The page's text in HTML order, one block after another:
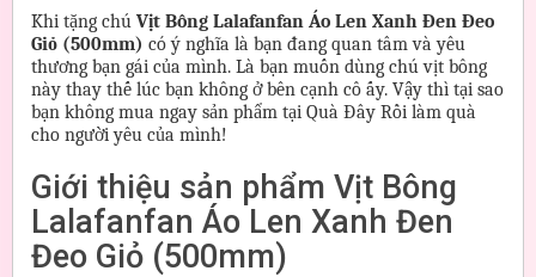
Khi tặng chú Vịt Bông Lalafanfan Áo Len Xanh Đen Đeo
Giỏ (500mm) có ý nghĩa là bạn đang quan tâm và yêu
thương bạn gái của mình. Là bạn muốn dùng chú vịt bông
này thay thế lúc bạn không ở bên cạnh cô ấy. Vậy thì tại sao
bạn không mua ngay sản phẩm tại Quà Đây Rồi làm quà
cho người yêu của mình!
Giới thiệu sản phẩm Vịt Bông
Lalafanfan Áo Len Xanh Đen
Đeo Giỏ (500mm)